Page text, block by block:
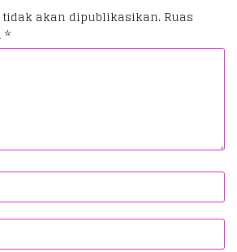
akan dipublikasikan.Ruas
*